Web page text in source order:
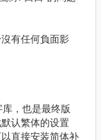
有任何負面影
，也是最终版
认繁体的设置
直接安装简体补